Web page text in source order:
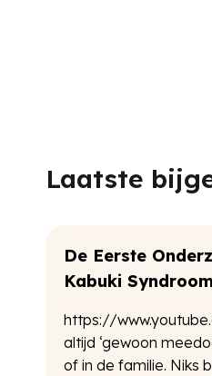
Laatste
De Eerste
Kabuki Syndroom
https://
altijd ‘gewoon
of in de familie. Niks